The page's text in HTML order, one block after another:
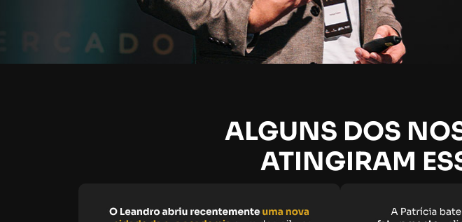
ALGUNS DOS
ATINGIRAM